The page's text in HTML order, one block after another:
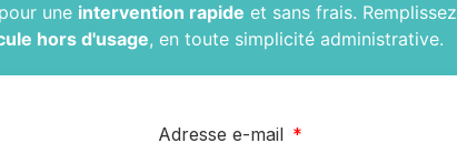
pour une intervention rapide et sans frais. Remplissez
hors d'usage, en toute simplicité administrative.
Adresse e-mail